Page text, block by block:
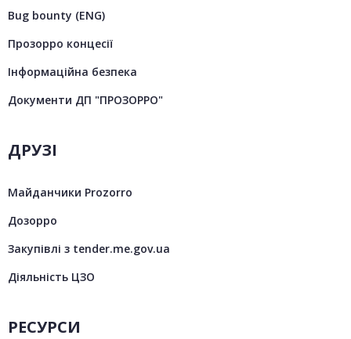
Bug bounty (ENG)
Прозорро концесії
Інформаційна безпека
Документи ДП "ПРОЗОРРО"
ДРУЗІ
Майданчики Prozorro
Дозорро
Закупівлі з tender.me.gov.ua
Діяльність ЦЗО
РЕСУРСИ